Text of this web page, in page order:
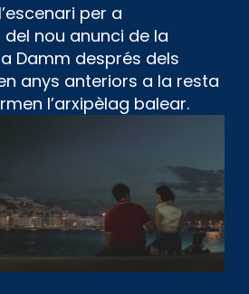
per a
del nou anunci de la
Damm després dels
anys anteriors a la resta
l’arxipèlag balear.